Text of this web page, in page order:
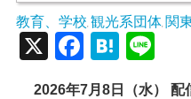
教育、学校 観光系団体, 関
X
2026年7月8日（水） 配